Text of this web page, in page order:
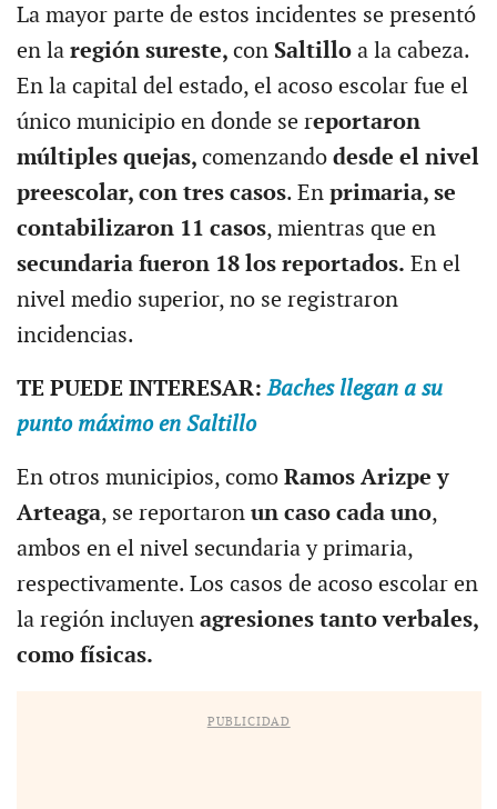
La mayor parte de estos incidentes se presentó
en laregión sureste, con Saltilloa la cabeza.
En la capital del estado, el acoso escolar fue el
único municipio en donde se reportaron
múltiples quejas, comenzando desde el nivel
preescolar, con tres casos. En primaria, se
contabilizaron 11 casos, mientras que en
secundaria fueron 18 los reportados. En el
nivel medio superior, no se registraron
incidencias.
TE PUEDE INTERESAR:Baches llegan a su
punto máximo en Saltillo
En otros municipios, comoRamos Arizpe y
Arteaga, se reportaronun caso cada uno,
ambos en el nivel secundaria y primaria,
respectivamente. Los casos de acoso escolar en
la región incluyen agresiones tanto verbales,
como físicas.
PUBLICIDAD